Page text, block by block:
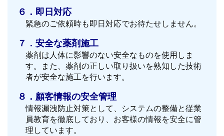
６．即日対応
緊急のご依頼時も即日対応でお待たせしません。
７．安全な薬剤施工
薬剤は人体に影響のない安全なものを使用しま
す。また、薬剤の正しい取り扱いを熟知した技術
者が安全な施工を行います。
８．顧客情報の安全管理
情報漏洩防止対策として、システムの整備と従業
員教育を徹底しており、お客様の情報を安全に管
理しています。